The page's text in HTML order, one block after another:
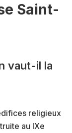
Saint-
vaut-il la
religieux
au IXe